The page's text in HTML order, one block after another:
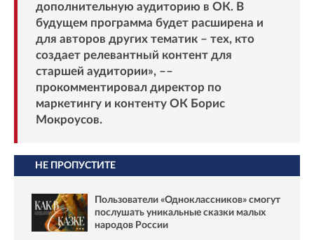
дополнительную аудиторию в ОК. В
будущем программа будет расширена и
для авторов других тематик – тех, кто
создает релевантный контент для
старшей аудитории», ––
прокомментировал директор по
маркетингу и контенту ОК Борис
Мокроусов.
НЕ ПРОПУСТИТЕ
Пользователи «Одноклассников» смогут
послушать уникальные сказки малых
народов России